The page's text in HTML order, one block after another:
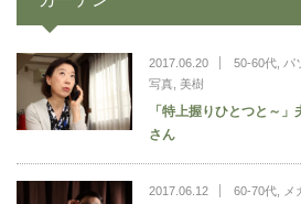
2017.06.20 50-60代, パ
写真
美樹
「特上握りひとつと～
さん
2017.06.12 60-70代, メ